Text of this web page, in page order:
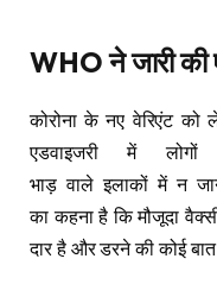
WHOनेजारीकी
कोरोना के नए वेरिएंट को
एडवाइजरी में
भाड़ वाले इलाकों में न
का कहना है कि मौजूदा
दार है और डरने की कोई बात